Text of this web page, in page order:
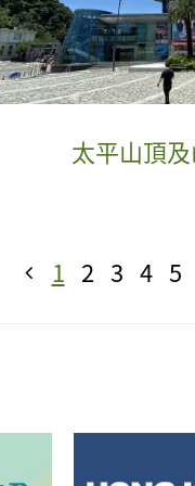
太平山頂
1 2 3 4 5